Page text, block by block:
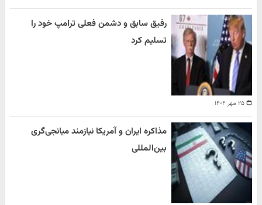
۲۵ مهر ۱۴۰۴
رفیق سابق و دشمن فعلی ترامپ خود را
تسلیم کرد
مذاکره ایران و آمریکا نیازمند میانجی‌گری
بین‌المللی